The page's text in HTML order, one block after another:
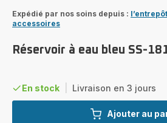
Expédié par nos soins depuis : l’entrepôt
accessoires
Réservoir à eau bleu SS-
En stock Livraison en 3 jours
Ajouter au